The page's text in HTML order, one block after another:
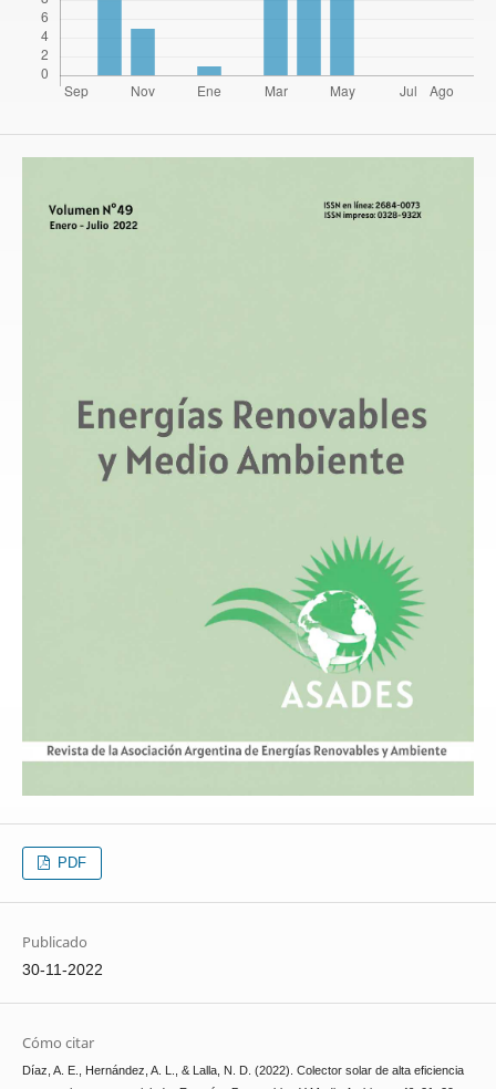
PDF
Publicado
30-11-2022
Cómo citar
Díaz, A. E., Hernández, A. L., & Lalla, N. D. (2022). Colector solar de alta eficiencia